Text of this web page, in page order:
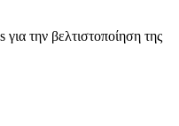
την βελτιστοποίηση της